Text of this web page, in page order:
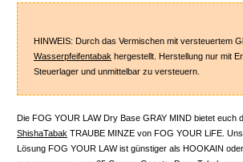
HINWEIS: Durch das Vermischen mit versteuertem
Wasserpfeifentabak hergestellt. Herstellung nur mit
Steuerlager und unmittelbar zu versteuern.
Die FOG YOUR LAW Dry Base GRAY MIND bietet euch
ShishaTabak TRAUBE MINZE von FOG YOUR LiFE.
Lösung FOG YOUR LAW ist günstiger als HOOKAIN